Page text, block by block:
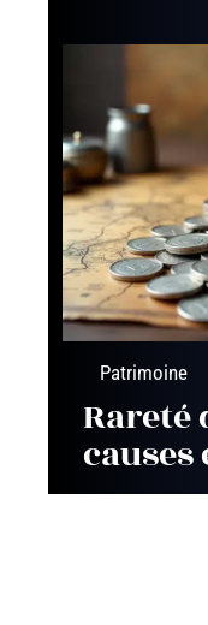
Patrimoine
Rareté